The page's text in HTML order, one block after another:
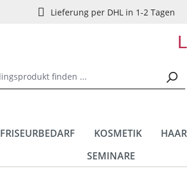
Lieferung per DHL in 1-2 Tagen
FRISEURBEDARF KOSMETIK
SEMINARE